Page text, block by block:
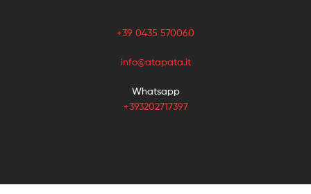
+39 0435 570060
info@atapata.it
Whatsapp
+393202717397